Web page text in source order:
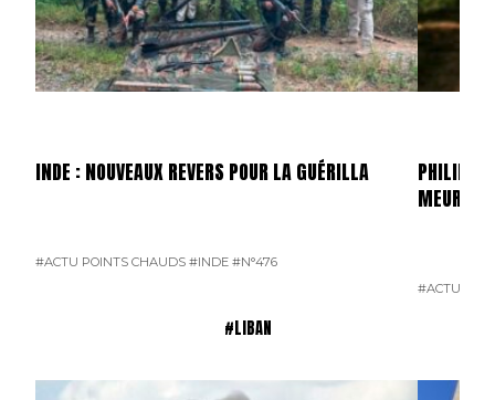
INDE : NOUVEAUX REVERS POUR LA GUÉRILLA
#ACTU POINTS CHAUDS #INDE #N°476
#ACTU
#LIBAN